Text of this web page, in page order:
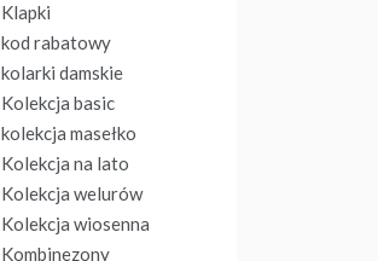
Klapki
kod rabatowy
kolarki damskie
Kolekcja basic
kolekcja masełko
Kolekcja na lato
Kolekcja welurów
Kolekcja wiosenna
Kombinezony